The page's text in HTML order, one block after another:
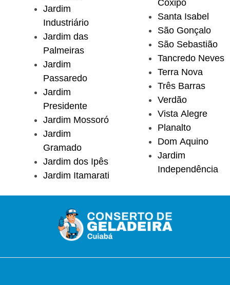
Jardim
Industriário
Jardim das
Palmeiras
Jardim
Passaredo
Jardim
Presidente
Jardim Mossoró
Jardim
Gramado
Jardim dos Ipês
Jardim Itamarati
Coxipó
Santa Isabel
São Gonçalo
São Sebastião
Tancredo Neves
Terra Nova
Três Barras
Verdão
Vista Alegre
Planalto
Dom Aquino
Jardim
Independência